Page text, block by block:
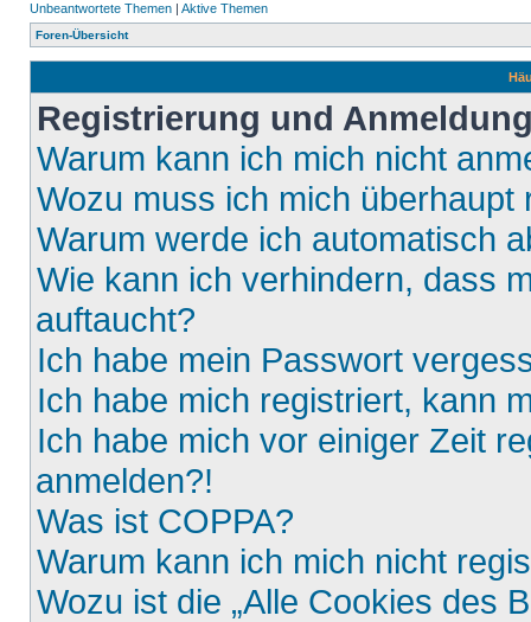
Unbeantwortete Themen | Aktive Themen
Foren-Übersicht
Registrierung und
Warum kann ich mich nicht
Wozu muss ich mich überhaupt
Warum werde ich automatisch
Wie kann ich verhindern, dass
auftaucht?
Ich habe mein Passwort
Ich habe mich registriert, kann
Ich habe mich vor einiger Zeit
anmelden?!
Was ist COPPA?
Warum kann ich mich nicht
Wozu ist die „Alle Cookies des